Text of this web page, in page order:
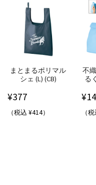
まとまるポリマル
シェ (L) (CB)
¥377
（税込 ¥414）
不
る
¥
（